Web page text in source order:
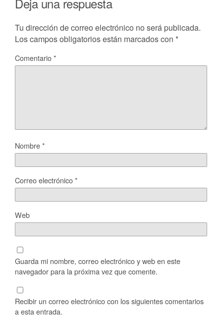
Tu dirección de correo electrónico no será publicada.
Los campos obligatorios están marcados con *
Comentario*
Nombre*
Correo electrónico*
Web
Guarda mi nombre, correo electrónico y web en este
navegador para la próxima vez que comente.
Recibir un correo electrónico con los siguientes comentarios
a esta entrada.